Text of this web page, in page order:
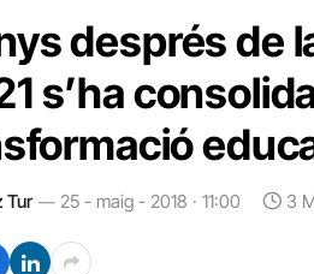
després de
s’ha
Tur 25 - maig - 2018 · 11:00 3